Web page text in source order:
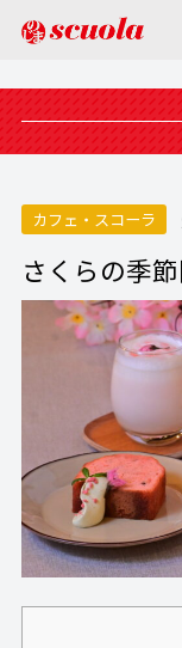
カフェ・スコーラ
さくらの季